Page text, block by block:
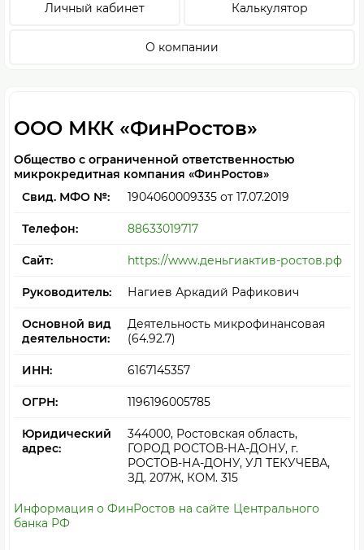
Личный кабинет Калькулятор
О компании
ООО МКК «ФинРостов»
Общество с ограниченной ответственностью
микрокредитная компания «ФинРостов»
Свид. МФО №:
1904060009335 от 17.07.2019
Телефон: 88633019717
Сайт: https://www.деньгиактив-ростов.рф
Руководитель: Нагиев Аркадий Рафикович
Основной вид
деятельности:
Деятельность микрофинансовая
(64.92.7)
ИНН: 6167145357
ОГРН: 1196196005785
Юридический
адрес:
344000, Ростовская область,
ГОРОД РОСТОВ-НА-ДОНУ, г.
РОСТОВ-НА-ДОНУ, УЛ ТЕКУЧЕВА,
ЗД. 207Ж, КОМ. 315
Информация о ФинРостов на сайте Центрального
банка РФ